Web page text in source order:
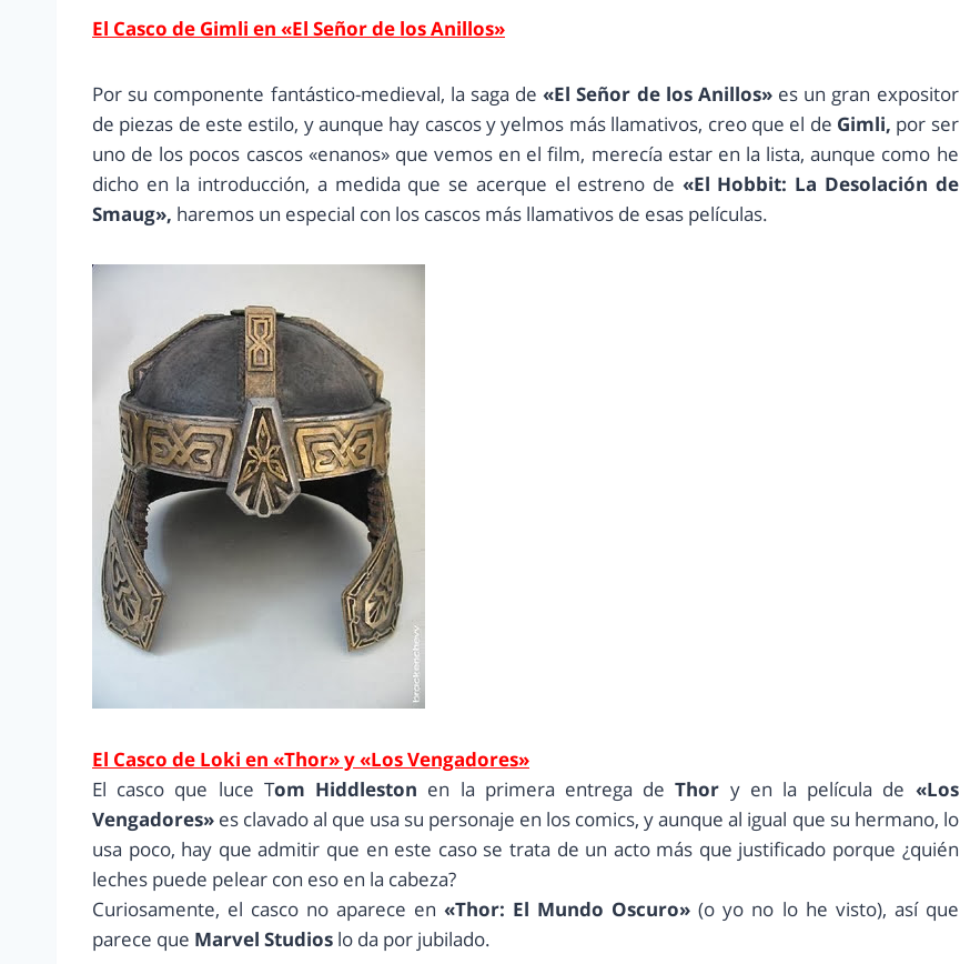
El Casco de Gimli en «El Señor de los Anillos»
Por su componente fantástico-medieval, la saga de«El Señor de los Anillos» es un gran expositor
de piezas de este estilo, y aunque hay cascos y yelmos más llamativos, creo que el de Gimli, por ser
uno de los pocos cascos «enanos» que vemos en el film, merecía estar en la lista, aunque como he
dicho en la introducción, a medida que se acerque el estreno de «El Hobbit: La Desolación de
Smaug», haremos un especial con los cascos más llamativos de esas películas.
El Casco de Loki en «Thor» y «Los Vengadores»
El casco que luce Tom Hiddleston en la primera entrega deThor y en la película de «Los
Vengadores» es clavado al que usa su personaje en los comics, y aunque al igual que su hermano, lo
usa poco, hay que admitir que en este caso se trata de un acto más que justificado porque ¿quién
leches puede pelear con eso en la cabeza?
Curiosamente, el casco no aparece en«Thor: El Mundo Oscuro» (o yo no lo he visto), así que
parece que Marvel Studios lo da por jubilado.